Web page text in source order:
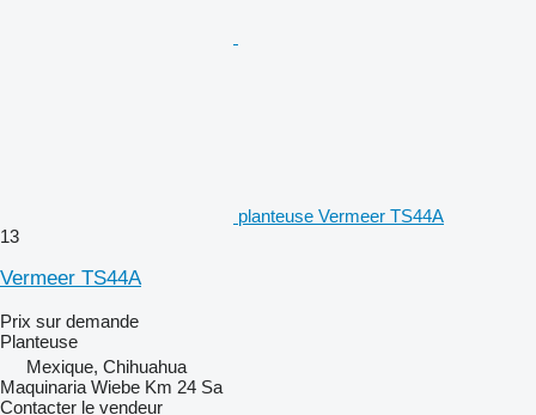
planteuse Vermeer TS44A
13
Vermeer TS44A
Prix sur demande
Planteuse
Mexique, Chihuahua
Maquinaria Wiebe Km 24 Sa
Contacter le vendeur